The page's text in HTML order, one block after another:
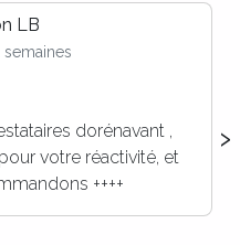
LB
semaines
dorénavant ,
votre réactivité, et
++++
›